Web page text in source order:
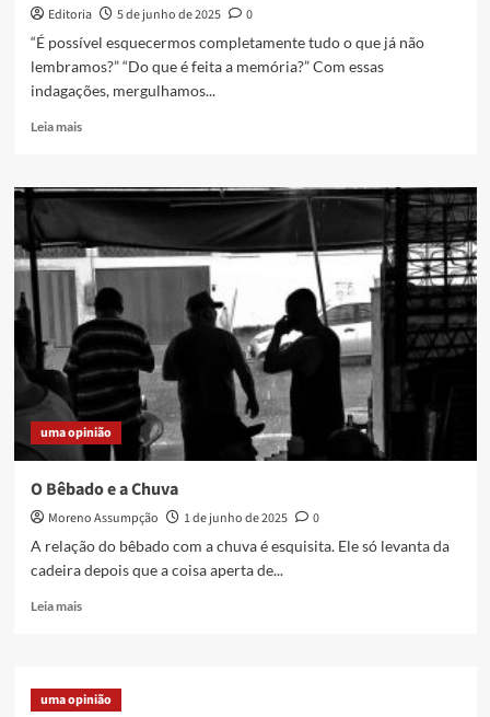
Editoria 5 de junho de 2025
0
“É possível esquecermos completamente tudo o que já não
lembramos?” “Do que é feita a memória?” Com essas
indagações, mergulhamos...
Leia maisRead
Novo
filme
da
cineasta
Catu
Rizo,
o
curta
“Meu
Pai
é
um
Pintor”
nos
um
cinema
de
e
amor
uma opinião
O Bêbado e a Chuva
Moreno Assumpção 1 de junho de 2025
0
A relação do bêbado com a chuva é esquisita. Ele só levanta da
cadeira depois que a coisa aperta de...
Leia maisRead
Bêbado
e
uma opinião